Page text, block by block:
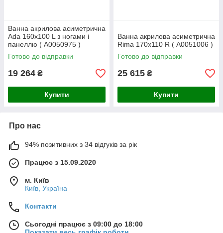
Ванна акрилова асиметрична
Ada 160x100 L з ногами і
панеллю ( А0050975 )
Готово до відправки
19 264 ₴
Купити
Ванна акрилова асиметрична
Rima 170x110 R ( А0051006 )
Готово до відправки
25 615 ₴
Купити
Про нас
94% позитивних з 34 відгуків за рік
Працює з 15.09.2020
м. Київ
Київ, Україна
Контакти
Сьогодні працює з 09:00 до 18:00